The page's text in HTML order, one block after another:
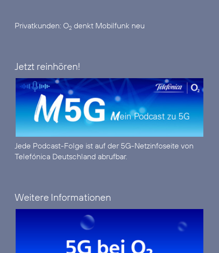
Privatkunden: O2 denkt Mobilfunk neu
Jetzt reinhören!
Jede Podcast-Folge ist auf der 5G-Netzinfoseite von
Telefónica Deutschland abrufbar.
Weitere Informationen